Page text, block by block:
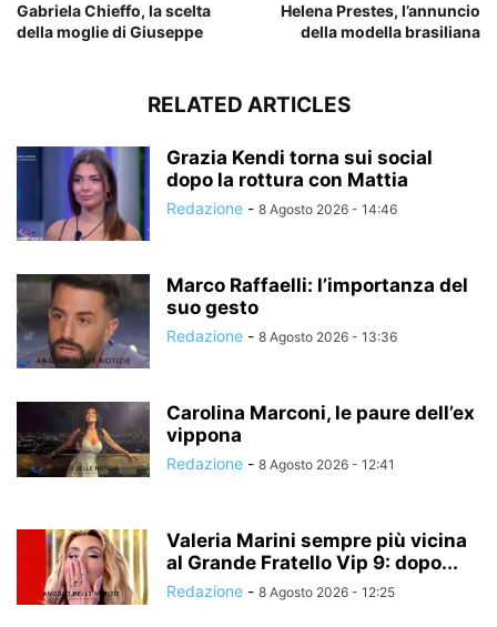
Gabriela Chieffo, la scelta
della moglie di Giuseppe
Helena Prestes, l’annuncio
della modella brasiliana
RELATED ARTICLES
Grazia Kendi torna sui social
dopo la rottura con Mattia
Redazione - 8 Agosto 2026 - 14:46
Marco Raffaelli: l’importanza del
suo gesto
Redazione - 8 Agosto 2026 - 13:36
Carolina Marconi, le paure dell’ex
vippona
Redazione - 8 Agosto 2026 - 12:41
Valeria Marini sempre più vicina
al Grande Fratello Vip 9: dopo...
Redazione - 8 Agosto 2026 - 12:25